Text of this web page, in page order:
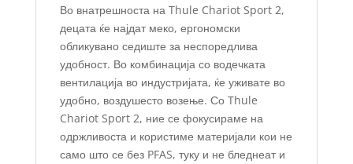
Во внатрешноста на Thule Chariot Sport 2,
децата ќе најдат меко, ергономски
обликувано седиште за неспоредлива
удобност. Во комбинација со водечката
вентилација во индустријата, ќе уживате во
удобно, воздушесто возење. Со Thule
Chariot Sport 2, ние се фокусираме на
одржливоста и користиме материјали кои не
само што се без PFAS, туку и не бледнеат и